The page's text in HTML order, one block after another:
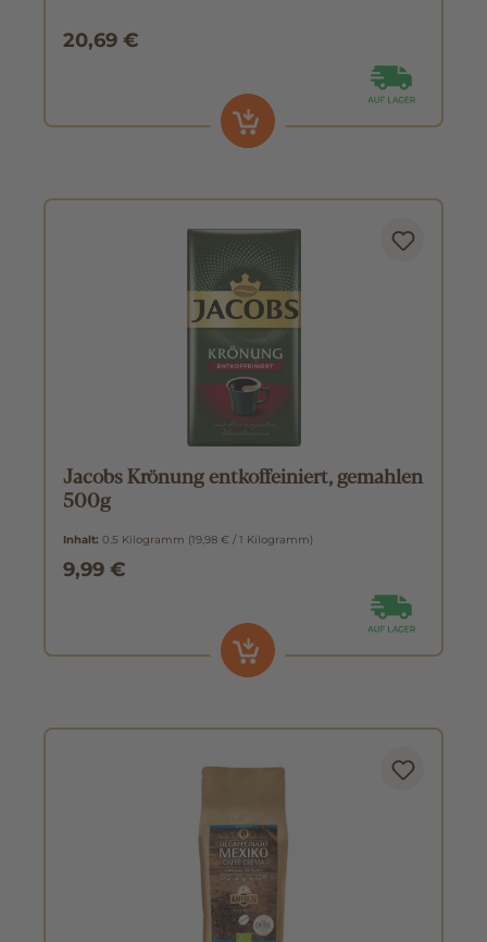
20,69 €
Jacobs Krönung entkoffeiniert, gemahlen
500g
Inhalt: 0.5 Kilogramm (19,98 € / 1 Kilogramm)
9,99 €